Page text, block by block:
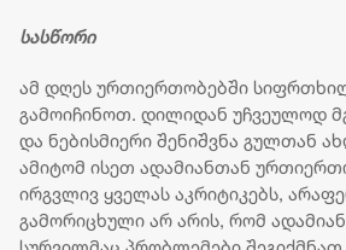
სასწორი
ამ დღეს ურთიერთობებში
გამოიჩინოთ. დილიდან უჩვეულოდ
და ნებისმიერი შენიშვნა გულთან
ამიტომ ისეთ ადამიანთან
ირგვლივ ყველას აკრიტიკებს,
გამორიცხული არ არის, რომ